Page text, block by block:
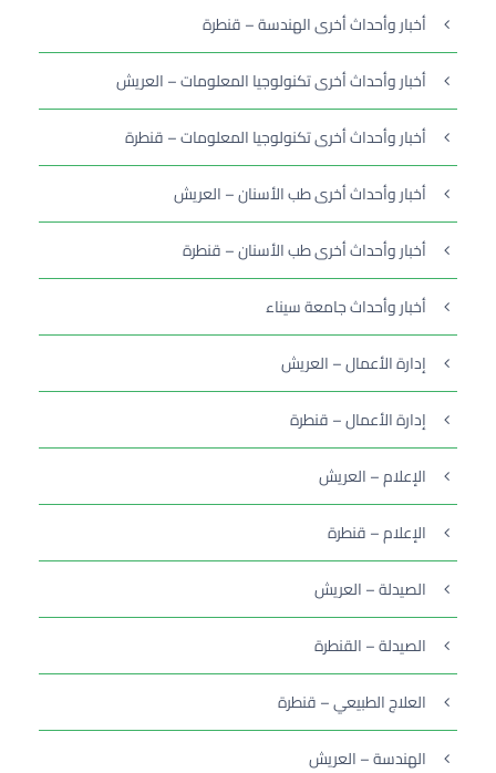
أخبار وأحداث أخرى الهندسة – قنطرة
أخبار وأحداث أخرى تكنولوجيا المعلومات – العريش
أخبار وأحداث أخرى تكنولوجيا المعلومات – قنطرة
أخبار وأحداث أخرى طب الأسنان – العريش
أخبار وأحداث أخرى طب الأسنان – قنطرة
أخبار وأحداث جامعة سيناء
إدارة الأعمال – العريش
إدارة الأعمال – قنطرة
الإعلام – العريش
الإعلام – قنطرة
الصيدلة – العريش
الصيدلة – القنطرة
العلاج الطبيعي – قنطرة
الهندسة – العريش